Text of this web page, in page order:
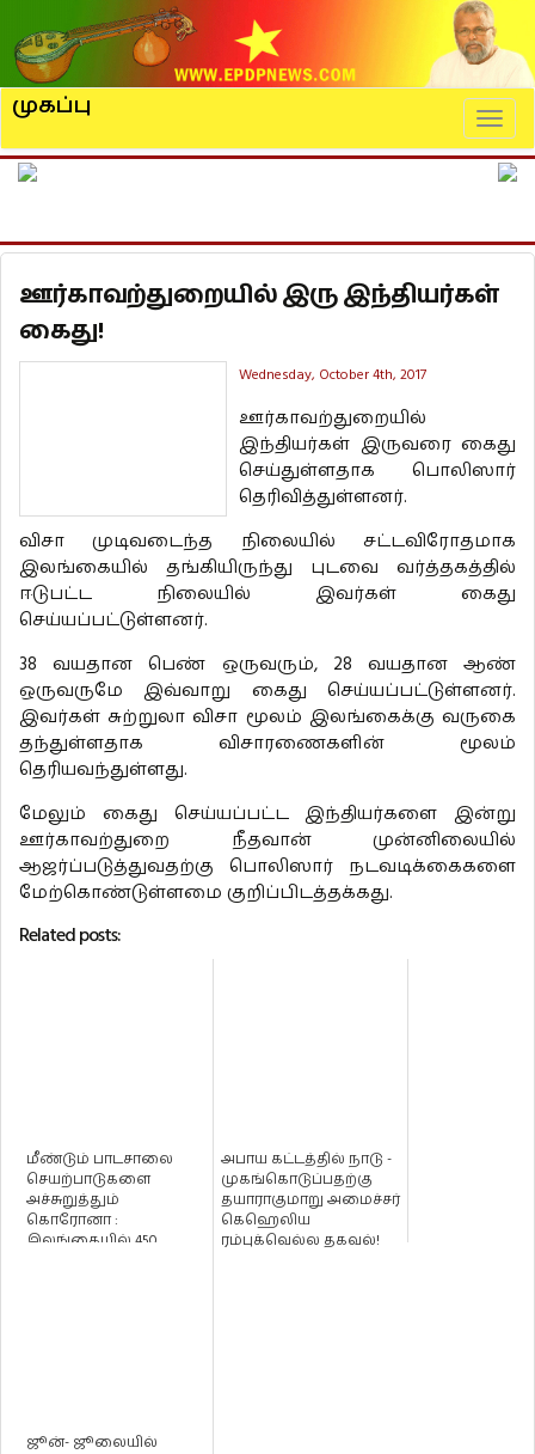
முகப்பு
ஊர்காவற்துறையில் இரு இந்தியர்கள்
கைது!
Wednesday, October 4th, 2017
ஊர்காவற்துறையில்
இந்தியர்கள் இருவரை கைது
செய்துள்ளதாக பொலிஸார்
தெரிவித்துள்ளனர்.
விசா முடிவடைந்த நிலையில் சட்டவிரோதமாக
இலங்கையில் தங்கியிருந்து புடவை வர்த்தகத்தில்
ஈடுபட்ட நிலையில் இவர்கள் கைது
செய்யப்பட்டுள்ளனர்.
38 வயதான பெண் ஒருவரும், 28 வயதான ஆண்
ஒருவருமே இவ்வாறு கைது செய்யப்பட்டுள்ளனர்.
இவர்கள் சுற்றுலா விசா மூலம் இலங்கைக்கு வருகை
தந்துள்ளதாக விசாரணைகளின் மூலம்
தெரியவந்துள்ளது.
மேலும் கைது செய்யப்பட்ட இந்தியர்களை இன்று
ஊர்காவற்துறை நீதவான் முன்னிலையில்
ஆஜர்ப்படுத்துவதற்கு பொலிஸார் நடவடிக்கைகளை
மேற்கொண்டுள்ளமை குறிப்பிடத்தக்கது.
Related posts:
மீண்டும் பாடசாலை
செயற்பாடுகளை
அச்சுறுத்தும்
கொரோனா :
இலங்கையில் 450
அபாய கட்டத்தில் நாடு -
முகங்கொடுப்பதற்கு
தயாராகுமாறு அமைச்சர்
கெஹெலிய
ரம்புக்வெல்ல தகவல்!
ஜூன்- ஜூலையில்